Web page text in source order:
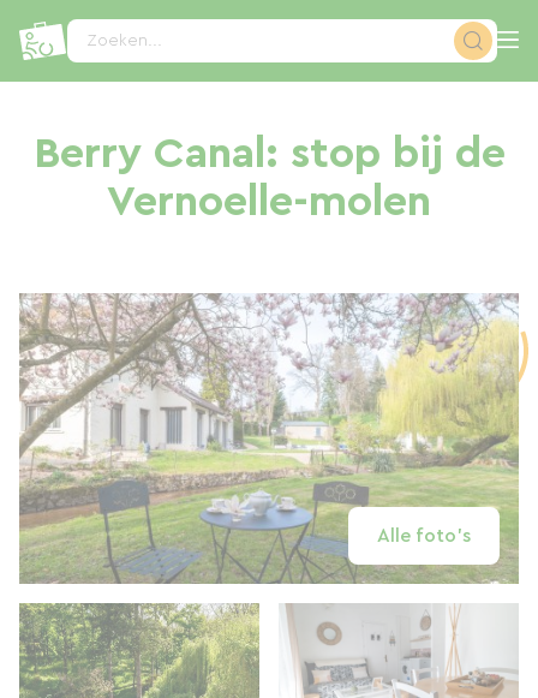
Zoeken...
Berry Canal: stop bij de
Vernoelle-molen
Alle foto's
Cookies beheer paneel